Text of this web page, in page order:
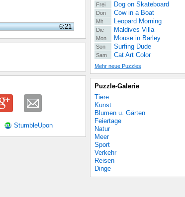
6:21
StumbleUpon
Frei Dog on Skateboard
Don Cow in a Boat
Mit Leopard Morning
Die Maldives Villa
Mon Mouse in Barley
Son Surfing Dude
Sam Cat Art Color
Mehr neue Puzzles
Puzzle-Galerie
Tiere
Kunst
Blumen u. Gärten
Feiertage
Natur
Meer
Sport
Verkehr
Reisen
Dinge